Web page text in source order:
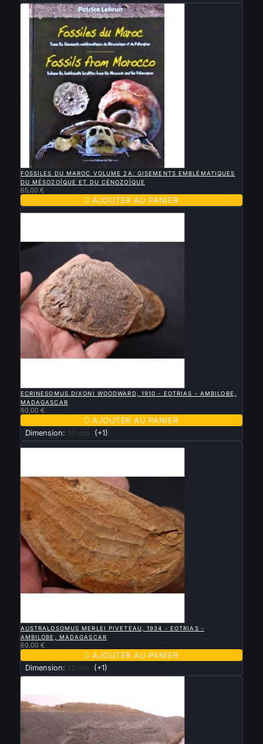
APERÇU RAPIDE
FOSSILES DU MAROC VOLUME 2A: GISEMENTS EMBLÉMATIQUES
DU MÉSOZOÏQUE ET DU CÉNOZOÏQUE
65,00 €
 AJOUTER AU PANIER
ECRINESOMUS DIXONI WOODWARD, 1910 - EOTRIAS - AMBILOBE,
MADAGASCAR
60,00 €
 AJOUTER AU PANIER
Dimension: 10 cm (+1)
AUSTRALOSOMUS MERLEI PIVETEAU, 1934 - EOTRIAS -
AMBILOBE, MADAGASCAR
60,00 €
 AJOUTER AU PANIER
Dimension: 12 cm (+1)